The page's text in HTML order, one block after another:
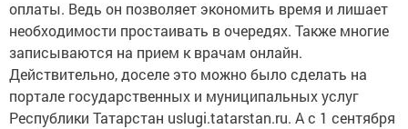
оплаты. Ведь он позволяет экономить время и лишает
необходимости простаивать в очередях. Также многие
записываются на прием к врачам онлайн.
Действительно, доселе это можно было сделать на
портале государственных и муниципальных услуг
Республики Татарстан uslugi.tatarstan.ru. А с 1 сентября